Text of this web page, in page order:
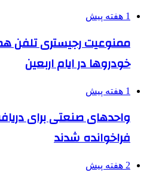
1 هفته پیش
ممنوعیت رجیستری تلفن
خودروها در ایام اربعین
1 هفته پیش
واحدهای صنعتی برای
فراخوانده شدند
2 هفته پیش